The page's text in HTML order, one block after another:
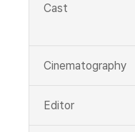
Cast
Cinematography
Editor